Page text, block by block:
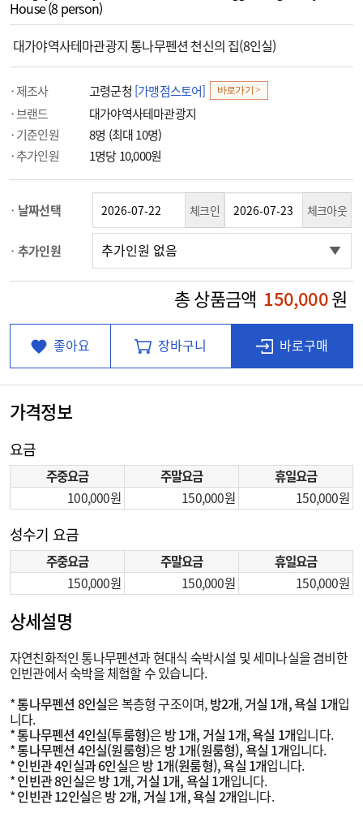
House (8 person)
대가야역사테마관광지 통나무펜션 천신의 집(8인실)
제조사 고령군청 [가맹점스토어] 바로가기 >
브랜드
대가야역사테마관광지
기준인원
8명 (최대 10명)
추가인원
1명당 10,000원
날짜선택 체크인 체크아웃
추가인원
총 상품금액 150,000원
좋아요 장바구니 바로구매
가격정보
요금
주중요금 주말요금
휴일요금
100,000
150,000 150,000
성수기 요금
주중요금 주말요금
휴일요금
150,000
150,000 150,000
상세설명
자연친화적인 통나무펜션과 현대식 숙박시설 및 세미나실을 겸비한
인빈관에서 숙박을 체험할 수 있습니다.
*통나무펜션 8인실은 복층형 구조이며,방2개,거실 1개, 욕실 1개입
니다.
*통나무펜션 4인실(투룸형)은 방 1개, 거실 1개, 욕실 1개입니다.
*통나무펜션 4인실(원룸형)은 방 1개(원룸형), 욕실 1개입니다.
*인빈관 4인실과 6인실은방 1개(원룸형), 욕실 1개입니다.
*인빈관 8인실은방 1개, 거실 1개, 욕실 1개입니다.
*인빈관 12인실은방 2개, 거실 1개, 욕실 2개입니다.